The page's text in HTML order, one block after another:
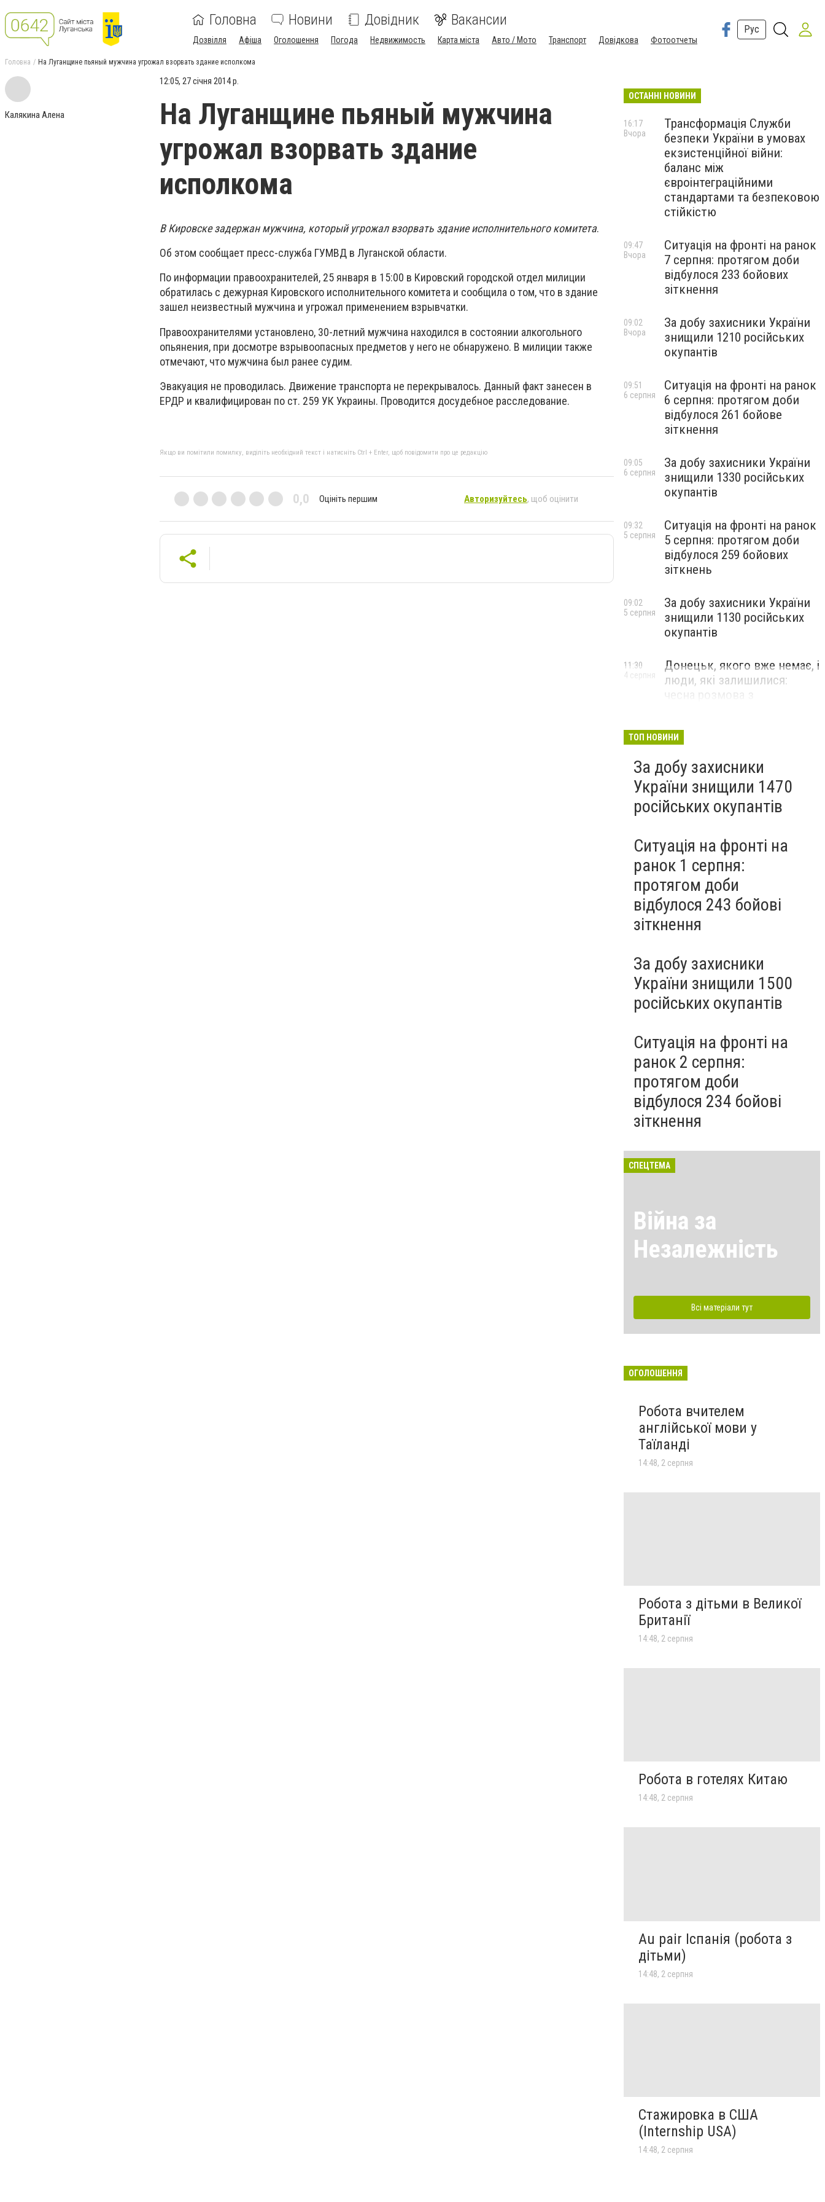
Головна Новини Довідник Вакансии
Дозвілля Афіша Оголошення Погода Недвижимость Карта міста Авто / Мото Транспорт Довідкова Фотоотчеты
Рус
Головна На Луганщине пьяный мужчина угрожал взорвать здание исполкома
Калякина Алена
12:05, 27 січня 2014 р.
На Луганщине пьяный мужчина
угрожал взорвать здание
исполкома
В Кировске задержан мужчина, который угрожал взорвать здание исполнительного комитета.
Об этом сообщает пресс-служба ГУМВД в Луганской области.
По информации правоохранителей, 25 января в 15:00 в Кировский городской отдел милиции
обратилась с дежурная Кировского исполнительного комитета и сообщила о том, что в здание
зашел неизвестный мужчина и угрожал применением взрывчатки.
Правоохранителями установлено, 30-летний мужчина находился в состоянии алкогольного
опьянения, при досмотре взрывоопасных предметов у него не обнаружено. В милиции также
отмечают, что мужчина был ранее судим.
Эвакуация не проводилась. Движение транспорта не перекрывалось. Данный факт занесен в
ЕРДР и квалифицирован по ст. 259 УК Украины. Проводится досудебное расследование.
Якщо ви помітили помилку, виділіть необхідний текст і натисніть Ctrl + Enter, щоб повідомити про це редакцію
0,0 Оцініть першим Авторизуйтесь, щоб оцінити
ОСТАННІ НОВИНИ
Трансформація Служби
безпеки України в умовах
екзистенційної війни:
баланс між
євроінтеграційними
стандартами та безпековою
стійкістю
16:17
Вчора
Ситуація на фронті на ранок
7 серпня: протягом доби
відбулося 233 бойових
зіткнення
09:47
Вчора
За добу захисники України
знищили 1210 російських
окупантів
09:02
Вчора
Ситуація на фронті на ранок
6 серпня: протягом доби
відбулося 261 бойове
зіткнення
09:51
6 серпня
За добу захисники України
знищили 1330 російських
окупантів
09:05
6 серпня
Ситуація на фронті на ранок
5 серпня: протягом доби
відбулося 259 бойових
зіткнень
09:32
5 серпня
За добу захисники України
знищили 1130 російських
окупантів
09:02
5 серпня
Донецьк, якого вже немає, і
люди, які залишилися:
11:30
4 серпня
ТОП НОВИНИ
За добу захисники
України знищили 1470
російських окупантів
Ситуація на фронті на
ранок 1 серпня:
протягом доби
відбулося 243 бойові
зіткнення
За добу захисники
України знищили 1500
російських окупантів
Ситуація на фронті на
ранок 2 серпня:
протягом доби
відбулося 234 бойові
зіткнення
СПЕЦТЕМА
Війна за
Незалежність
Всі матеріали тут
ОГОЛОШЕННЯ
Робота вчителем
англійської мови у
Таїланді
14:48, 2 серпня
Робота з дітьми в Великої
Британії
14:48, 2 серпня
Робота в готелях Китаю
14:48, 2 серпня
Au pair Іспанія (робота з
дітьми)
14:48, 2 серпня
Стажировка в США
(Internship USA)
14:48, 2 серпня